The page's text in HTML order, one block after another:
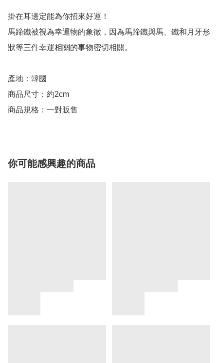
掛在耳邊定能為你招來好運！
馬蹄鐵被視為幸運物的象徵，因為馬蹄鐵與馬、鐵和月牙形
狀等三件幸運相關的事物密切相關。
產地：韓國
商品尺寸：約2cm
商品規格：一對販售
你可能感興趣的商品